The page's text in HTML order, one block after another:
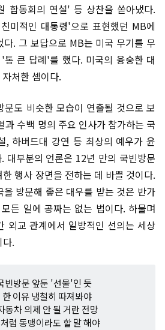
합동회의 연설' 등 상찬을 쏟아냈다.
미적인 대통령'으로 표현했던 MB에
. 그 보답으로 MB는 미국 무기를 무
큰 답례'를 했다. 미국의 융숭한 대
처한 셈이다.
도 비슷한 모습이 연출될 것으로 보
과 수백 명의 주요 인사가 참가하는 국
, 하버드대 강연 등 최상의 예우가 윤
대부분의 언론은 12년 만의 국빈방문
행사 장면을 전하는 데 바쁠 것이다.
방문해 좋은 대우를 받는 것은 반가
든 일에 공짜는 없는 법이다. 하물며
외교 관계에서 일방적인 선의는 세상
.
빈방문 앞둔 '선물'인 듯
이유 냉철히 따져봐야
동차 의제 안 될 거란 전망
럼 동맹이라도 할 말 해야